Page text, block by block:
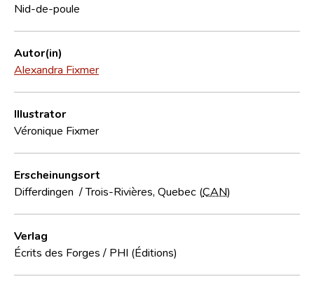
CNL
Forschungsgruppe
Kontakt
Nid-de-poule
Autor(in)
Alexandra Fixmer
Illustrator
Véronique Fixmer
Erscheinungsort
Differdingen /Trois-Rivières, Quebec (CAN)
Verlag
Écrits des Forges / PHI (Éditions)